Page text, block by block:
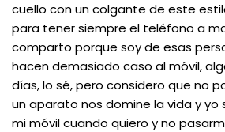
cuello con un colgante de este
para tener siempre el teléfono a
comparto porque soy de esas
hacen demasiado caso al móvil,
días, lo sé, pero considero que no
un aparato nos domine la vida y yo
mi móvil cuando quiero y no